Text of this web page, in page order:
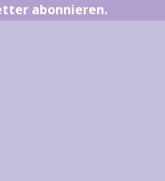
abonnieren.